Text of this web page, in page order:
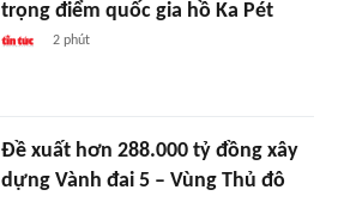
trọng điểm quốc gia hồ Ka Pét
2 phút
Đề xuất hơn 288.000 tỷ đồng xây
dựng Vành đai 5 – Vùng Thủ đô